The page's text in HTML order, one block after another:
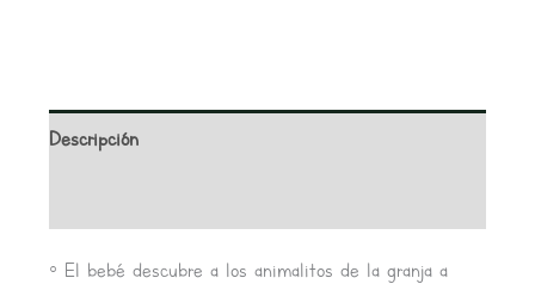
Descripción
◦ El bebé descubre a los animalitos de la granja a